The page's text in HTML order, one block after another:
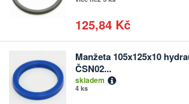
125,84 Kč
Manžeta 105x125x10
ČSN02...
skladem
4 ks
Počet